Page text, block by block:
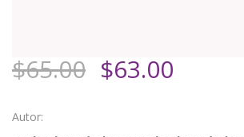
$65.00 El
$63.00
Autor: